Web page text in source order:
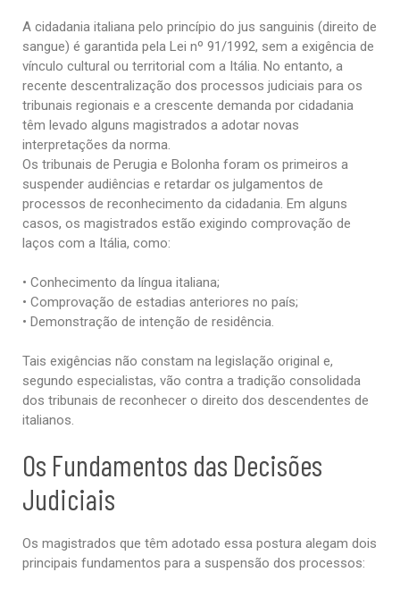
A cidadania italiana pelo princípio do jus sanguinis (direito de
sangue) é garantida pela Lei nº 91/1992, sem a exigência de
vínculo cultural ou territorial com a Itália. No entanto, a
recente descentralização dos processos judiciais para os
tribunais regionais e a crescente demanda por cidadania
têm levado alguns magistrados a adotar novas
interpretações da norma.
Os tribunais de Perugia e Bolonha foram os primeiros a
suspender audiências e retardar os julgamentos de
processos de reconhecimento da cidadania. Em alguns
casos, os magistrados estão exigindo comprovação de
laços com a Itália, como:
• Conhecimento da língua italiana;
• Comprovação de estadias anteriores no país;
• Demonstração de intenção de residência.
Tais exigências não constam na legislação original e,
segundo especialistas, vão contra a tradição consolidada
dos tribunais de reconhecer o direito dos descendentes de
italianos.
Os Fundamentos das Decisões
Judiciais
Os magistrados que têm adotado essa postura alegam dois
principais fundamentos para a suspensão dos processos: